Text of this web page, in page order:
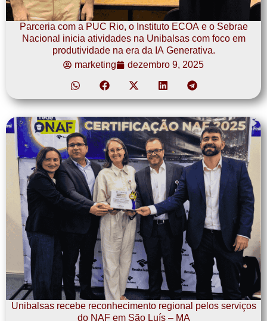
Parceria com a PUC Rio, o Instituto ECOA e o Sebrae
Nacional inicia atividades na Unibalsas com foco em
produtividade na era da IA Generativa.
marketing
dezembro 9, 2025
Unibalsas recebe reconhecimento regional pelos serviços
do NAF em São Luís – MA